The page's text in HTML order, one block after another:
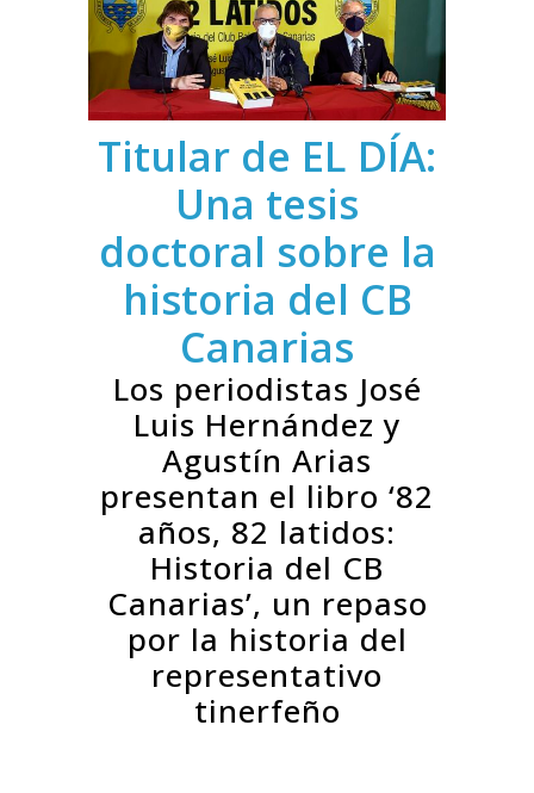
Titular de EL DÍA:
Una tesis
doctoral sobre la
historia del CB
Canarias
Los periodistas José
Luis Hernández y
Agustín Arias
presentan el libro ‘82
años, 82 latidos:
Historia del CB
Canarias’, un repaso
por la historia del
representativo
tinerfeño